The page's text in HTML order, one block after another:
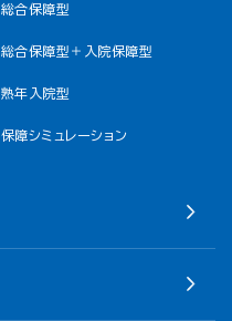
総合保障型
総合保障型＋入院保障型
熟年入院型
保障シミュレーション